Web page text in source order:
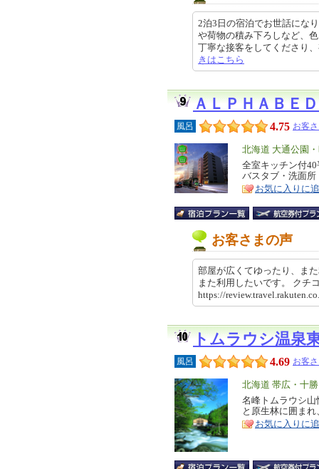
2泊3日の宿泊でお世話にな
や荷物の積み下ろしなど、
丁寧な接客をしてくださり
きはこちら
ＡＬＰＨＡＢＥ
風呂 4.75 お客
エ
リ
ア
北海道 大通公園
特
徴
全室キッチン付
バスタブ・洗面
お気に入りに
お客さまの声
部屋が広くてゆったり、ま
また利用したいです。 ク
https://
トムラウシ温泉
風呂 4.69 お客
エ
リ
ア
北海道 帯広・十勝
特
徴
名峰トムラウシ
と原生林に囲ま
お気に入りに